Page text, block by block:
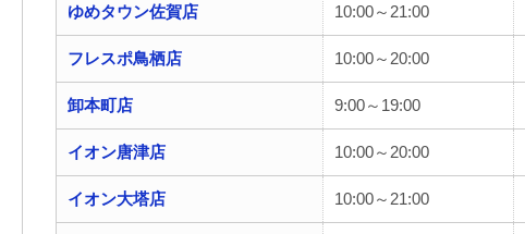
ゆめタウン佐賀店 10:00～21:00
フレスポ鳥栖店 10:00～20:00
卸本町店 9:00～19:00
イオン唐津店 10:00～20:00
イオン大塔店 10:00～21:00